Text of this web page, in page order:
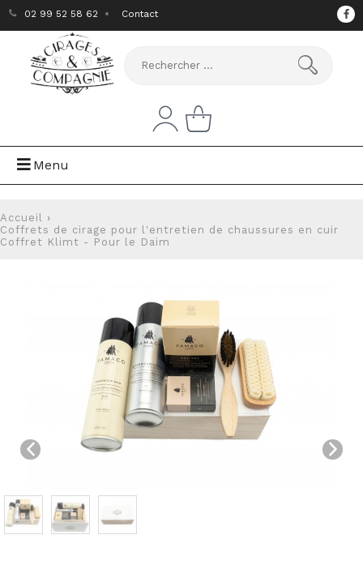
02 99 52 58 62 Contact
Menu
Accueil ›
Coffrets de cirage pour l'entretien de chaussures en cuir
Coffret Klimt - Pour le Daim